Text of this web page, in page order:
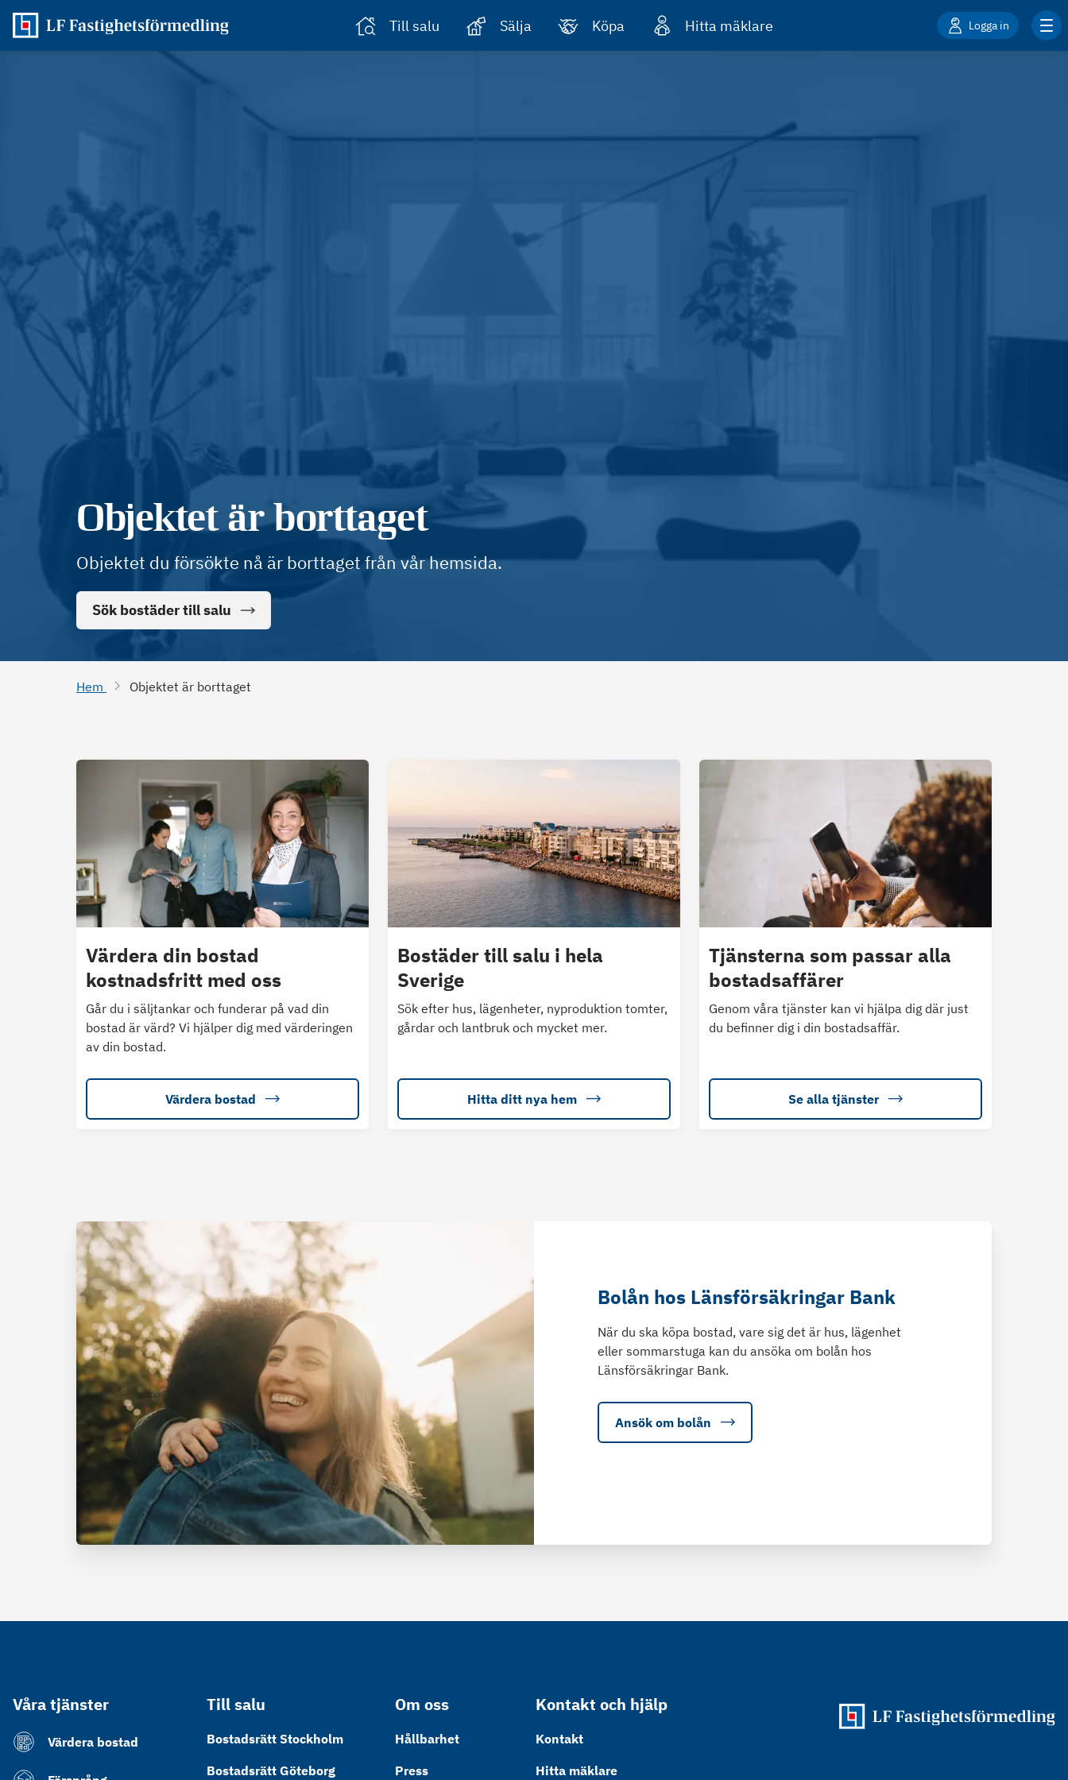
Till salu Sälja Köpa Hitta mäklare Logga in
Objektet är borttaget
Objektet du försökte nå är borttaget från vår hemsida.
Sök bostäder till salu
Hem Objektet är borttaget
Värdera din bostad
kostnadsfritt med oss
Går du i säljtankar och funderar på vad din
bostad är värd? Vi hjälper dig med värderingen
av din bostad.
Värdera bostad
Bostäder till salu i hela
Sverige
Sök efter hus, lägenheter, nyproduktion tomter,
gårdar och lantbruk och mycket mer.
Hitta ditt nya hem
Tjänsterna som passar alla
bostadsaffärer
Genom våra tjänster kan vi hjälpa dig där just
du befinner dig i din bostadsaffär.
Se alla tjänster
Bolån hos Länsförsäkringar Bank
När du ska köpa bostad, vare sig det är hus, lägenhet
eller sommarstuga kan du ansöka om bolån hos
Länsförsäkringar Bank.
Ansök om bolån
Våra tjänster
Värdera bostad
Till salu
Bostadsrätt Stockholm
Bostadsrätt Göteborg
Om oss
Hållbarhet
Press
Kontakt och hjälp
Kontakt
Hitta mäklare